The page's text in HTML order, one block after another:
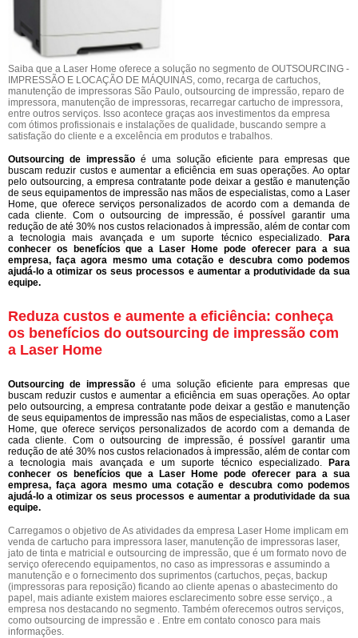
Saiba que a Laser Home oferece a solução no segmento de OUTSOURCING -
IMPRESSÃO E LOCAÇÃO DE MÁQUINAS, como, recarga de cartuchos,
manutenção de impressoras São Paulo, outsourcing de impressão, reparo de
impressora, manutenção de impressoras, recarregar cartucho de impressora,
entre outros serviços. Isso acontece graças aos investimentos da empresa
com ótimos profissionais e instalações de qualidade, buscando sempre a
satisfação do cliente e a excelência em produtos e trabalhos.
Outsourcing de impressão é uma solução eficiente para empresas que
buscam reduzir custos e aumentar a eficiência em suas operações. Ao optar
pelo outsourcing, a empresa contratante pode deixar a gestão e manutenção
de seus equipamentos de impressão nas mãos de especialistas, como a Laser
Home, que oferece serviços personalizados de acordo com a demanda de
cada cliente. Com o outsourcing de impressão, é possível garantir uma
redução de até 30% nos custos relacionados à impressão, além de contar com
a tecnologia mais avançada e um suporte técnico especializado. Para
conhecer os benefícios que a Laser Home pode oferecer para a sua
empresa, faça agora mesmo uma cotação e descubra como podemos
ajudá-lo a otimizar os seus processos e aumentar a produtividade da sua
equipe.
Reduza custos e aumente a eficiência: conheça
os benefícios do outsourcing de impressão com
a Laser Home
Outsourcing de impressão é uma solução eficiente para empresas que
buscam reduzir custos e aumentar a eficiência em suas operações. Ao optar
pelo outsourcing, a empresa contratante pode deixar a gestão e manutenção
de seus equipamentos de impressão nas mãos de especialistas, como a Laser
Home, que oferece serviços personalizados de acordo com a demanda de
cada cliente. Com o outsourcing de impressão, é possível garantir uma
redução de até 30% nos custos relacionados à impressão, além de contar com
a tecnologia mais avançada e um suporte técnico especializado. Para
conhecer os benefícios que a Laser Home pode oferecer para a sua
empresa, faça agora mesmo uma cotação e descubra como podemos
ajudá-lo a otimizar os seus processos e aumentar a produtividade da sua
equipe.
Carregamos o objetivo de As atividades da empresa Laser Home implicam em
venda de cartucho para impressora laser, manutenção de impressoras laser,
jato de tinta e matricial e outsourcing de impressão, que é um formato novo de
serviço oferecendo equipamentos, no caso as impressoras e assumindo a
manutenção e o fornecimento dos suprimentos (cartuchos, peças, backup
(impressoras para reposição) ficando ao cliente apenas o abastecimento do
papel, mais adiante existem maiores esclarecimento sobre esse serviço., a
empresa nos destacando no segmento. Também oferecemos outros serviços,
como outsourcing de impressão e . Entre em contato conosco para mais
informações.